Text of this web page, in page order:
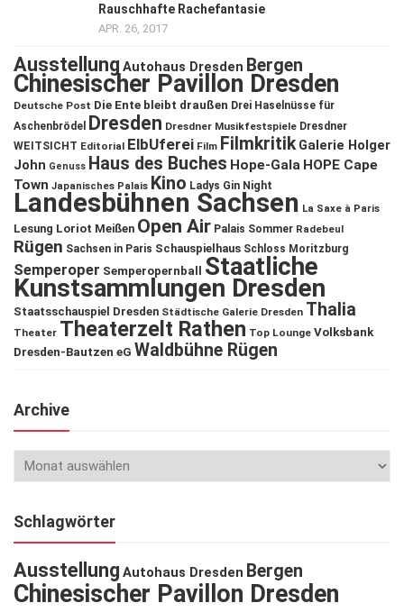
Rauschhafte Rachefantasie
APR. 26, 2017
Ausstellung Autohaus Dresden Bergen
Chinesischer Pavillon Dresden
Deutsche Post Die Ente bleibt draußen Drei Haselnüsse für
Aschenbrödel
Dresden Dresdner Musikfestspiele Dresdner
WEITSICHT Editorial ElbUferei Film Filmkritik Galerie Holger
John Genuss Haus des Buches Hope-Gala HOPE Cape
Town Japanisches Palais Kino Ladys Gin Night
Landesbühnen Sachsen La Saxe à Paris
Lesung Loriot Meißen Open Air Palais Sommer Radebeul
Rügen Sachsen in Paris Schauspielhaus Schloss Moritzburg
Semperoper Semperopernball Staatliche
Kunstsammlungen Dresden
Staatsschauspiel Dresden Städtische Galerie Dresden Thalia
Theater Theaterzelt Rathen Top Lounge Volksbank
Dresden-Bautzen eG Waldbühne Rügen
Archive
Schlagwörter
Ausstellung Autohaus Dresden Bergen
Chinesischer Pavillon Dresden